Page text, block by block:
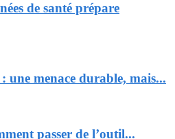
de santé prépare
une menace durable, mais...
passer de l’outil...